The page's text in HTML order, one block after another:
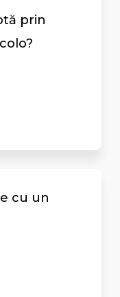
prin
cu un